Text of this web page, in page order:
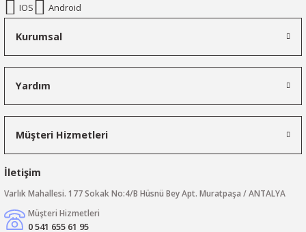
IOS Android
Kurumsal
Yardım
Müşteri Hizmetleri
İletişim
Varlık Mahallesi. 177 Sokak No:4/B Hüsnü Bey Apt. Muratpaşa / ANTALYA
Müşteri Hizmetleri
0 541 655 61 95